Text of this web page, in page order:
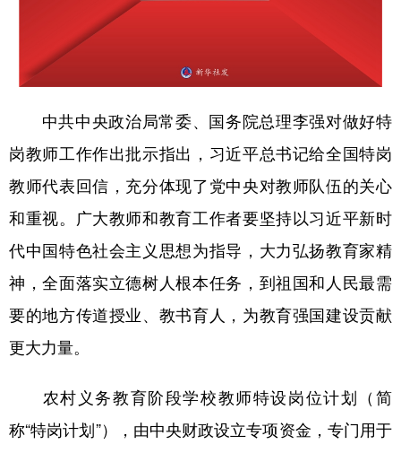
中共中央政治局常委、国务院总理李强对做好特
岗教师工作作出批示指出，习近平总书记给全国特岗
教师代表回信，充分体现了党中央对教师队伍的关心
和重视。广大教师和教育工作者要坚持以习近平新时
代中国特色社会主义思想为指导，大力弘扬教育家精
神，全面落实立德树人根本任务，到祖国和人民最需
要的地方传道授业、教书育人，为教育强国建设贡献
更大力量。
农村义务教育阶段学校教师特设岗位计划（简
称“特岗计划”），由中央财政设立专项资金，专门用于